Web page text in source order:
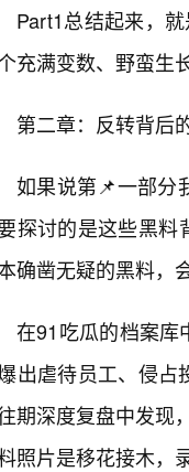
Part1总结起来，
充满变数、野蛮生
第二章：反转背
如果说第📌一部分
探讨的是这些黑
确凿无疑的黑料，
在91吃瓜的档案库
出虐待员工、侵占
期深度复盘中发现
照片是移花接木，